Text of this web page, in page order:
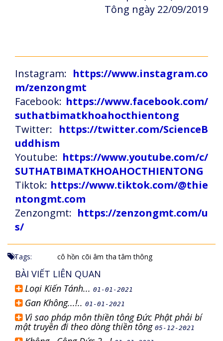
Tông ngày 22/09/2019
Instagram: https://www.instagram.co
m/zenzongmt
Facebook: https://www.facebook.com/
suthatbimatkhoahocthientong
Twitter: https://twitter.com/ScienceB
uddhism
Youtube: https://www.youtube.com/c/
SUTHATBIMATKHOAHOCTHIENTONG
Tiktok: https://www.tiktok.com/@thie
ntongmt.com
Zenzongmt: https://zenzongmt.com/u
s/
Tags: cô hồn cõi âm tha tâm thông
BÀI VIẾT LIÊN QUAN
Loại Kiến Tánh... 01-01-2021
Gan Không...!.. 01-01-2021
Vì sao pháp môn thiền tông Đức Phật phải bí
mật truyền đi theo dòng thiền tông 05-12-2021